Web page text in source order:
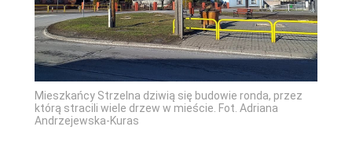
Mieszkańcy Strzelna dziwią się budowie ronda, przez
którą stracili wiele drzew w mieście. Fot. Adriana
Andrzejewska-Kuras